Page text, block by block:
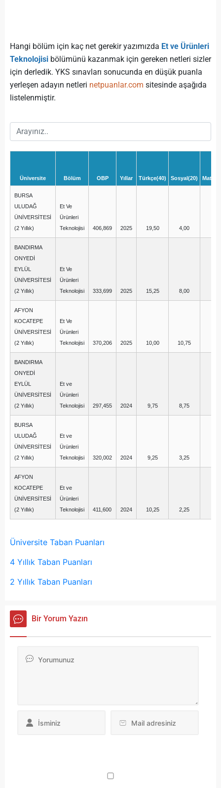
Hangi bölüm için kaç net gerekir yazımızda Et ve Ürünleri
Teknolojisi bölümünü kazanmak için gereken netleri sizler
için derledik. YKS sınavları sonucunda en düşük puanla
yerleşen adayın netleri netpuanlar.com sitesinde aşağıda
listelenmiştir.
Üniversite Bölüm OBP Yıllar Türkçe(40) Sosyal(20)
BURSA
ULUDAĞ
ÜNİVERSİTESİ
(2 Yıllık)
Et Ve
Ürünleri
Teknolojisi
406,869 2025 19,50 4,00
BANDIRMA
ONYEDİ
EYLÜL
ÜNİVERSİTESİ
(2 Yıllık)
Et Ve
Ürünleri
Teknolojisi
333,699 2025 15,25 8,00
AFYON
KOCATEPE
ÜNİVERSİTESİ
(2 Yıllık)
Et Ve
Ürünleri
Teknolojisi
370,206 2025 10,00 10,75
BANDIRMA
ONYEDİ
EYLÜL
ÜNİVERSİTESİ
(2 Yıllık)
Et ve
Ürünleri
Teknolojisi
297,455 2024 9,75 8,75
BURSA
ULUDAĞ
ÜNİVERSİTESİ
(2 Yıllık)
Et ve
Ürünleri
Teknolojisi
320,002 2024 9,25 3,25
AFYON
KOCATEPE
ÜNİVERSİTESİ
(2 Yıllık)
Et ve
Ürünleri
Teknolojisi
411,600 2024 10,25 2,25
Üniversite Taban Puanları
4 Yıllık Taban Puanları
2 Yıllık Taban Puanları
Bir Yorum Yazın